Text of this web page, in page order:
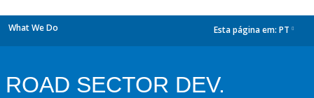
What We Do Esta página em: PT
ROAD SECTOR DEV.